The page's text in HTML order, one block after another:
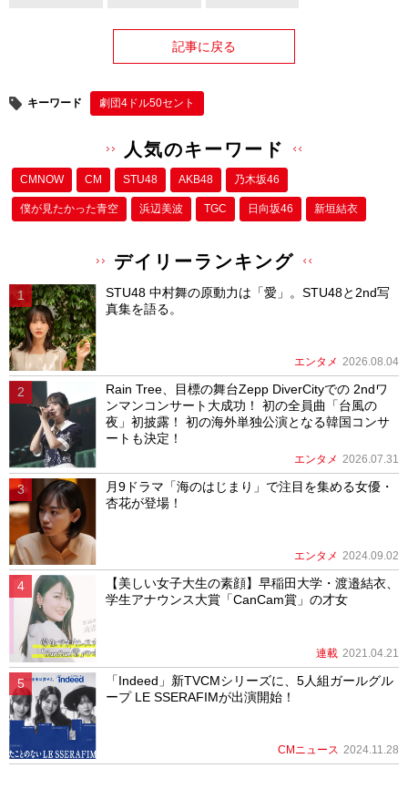
記事に戻る
キーワード 劇団4ドル50セント
人気のキーワード
CMNOW CM STU48 AKB48 乃木坂46
僕が⾒たかった⻘空 浜辺美波 TGC 日向坂46 新垣結衣
デイリーランキング
STU48 中村舞の原動力は「愛」。STU48と2nd写
真集を語る。
エンタメ 2026.08.04
Rain Tree、目標の舞台Zepp DiverCityでの 2ndワ
ンマンコンサート大成功！ 初の全員曲「台風の
夜」初披露！ 初の海外単独公演となる韓国コンサ
ートも決定！
エンタメ 2026.07.31
月9ドラマ「海のはじまり」で注目を集める女優・
杏花が登場！
エンタメ 2024.09.02
【美しい女子大生の素顔】早稲田大学・渡邉結衣、
学生アナウンス大賞「CanCam賞」の才女
連載 2021.04.21
「Indeed」新TVCMシリーズに、5人組ガールグル
ープ LE SSERAFIMが出演開始！
CMニュース 2024.11.28